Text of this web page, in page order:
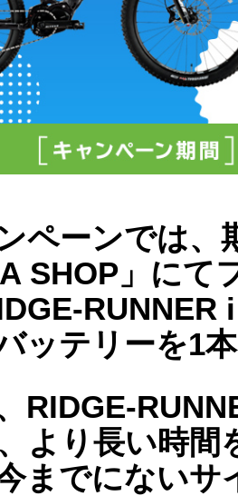
ペーンでは、
SHOP」に
RUNNER
ッテリーを1
RIDGE-
より長い時間
までにないサ